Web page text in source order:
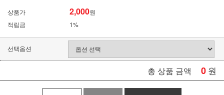
상품가 2,000원
적립금
1%
선택옵션
총 상품 금액 0 원